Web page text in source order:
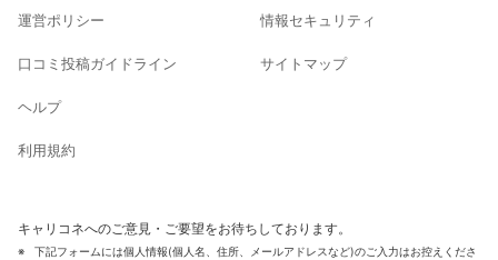
運営ポリシー
口コミ投稿ガイドライン
ヘルプ
利用規約
情報セキュリティ
サイトマップ
キャリコネへのご意見・ご要望をお待ちしております。
下記フォームには個人情報(個人名、住所、メールアドレスなど)のご入力はお控えくださ